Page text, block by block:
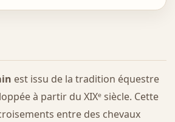
est issu de la tradition équestre
à partir du XIXᵉ siècle. Cette
entre des chevaux